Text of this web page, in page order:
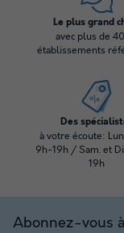
Le plus grand
avec plus de
établissements
Des
à votre écoute:
9h-19h / Sam. et
19h
Abonnez-vous